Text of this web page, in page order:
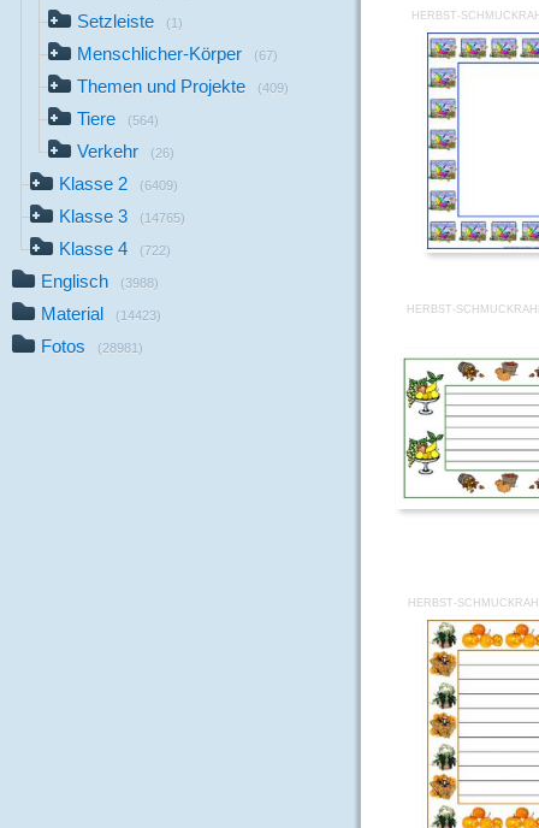
Setzleiste (1)
Menschlicher-Körper (67)
Themen und Projekte (409)
Tiere (564)
Verkehr (26)
Klasse 2 (6409)
Klasse 3 (14765)
Klasse 4 (722)
Englisch (3988)
Material (14423)
Fotos (28981)
HERBST-
HERBST-
HERBST-